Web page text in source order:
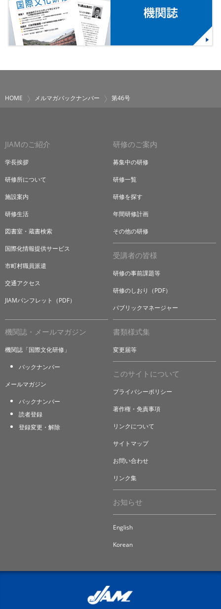
HOME メルマガバックナンバー 第46号
JIAMのご紹介
学長挨拶
研修所について
施設案内
研修生活
図書室・蔵書検索
国際化情報提供サービス
市町村職員派遣
交通アクセス
JIAMパンフレット（PDF）
研修のご案内
募集中の研修
研修一覧
研修を探す
年間研修計画
その他の研修
受講者の皆様
研修の事前課題等
研修のしおり（PDF）
パブリックマネージャー
機関誌・メールマガジン
機関誌「国際文化研修」
バックナンバー
メールマガジン
バックナンバー
読者登録
登録変更・解除
書類様式集
変更届等
このサイトについて
プライバシーポリシー
著作権・免責事項
リンクについて
サイトマップ
お問い合わせ
リンク集
お知らせ
English
Korean